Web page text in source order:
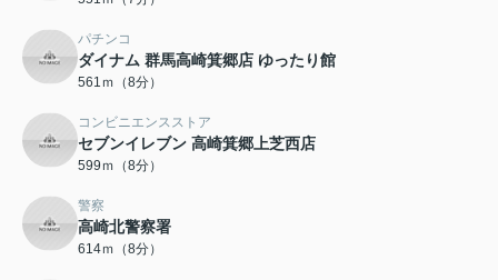
パチンコ
ダイナム 群馬高崎箕郷店 ゆったり館
561ｍ（8分）
コンビニエンスストア
セブンイレブン 高崎箕郷上芝西店
599ｍ（8分）
警察
高崎北警察署
614ｍ（8分）